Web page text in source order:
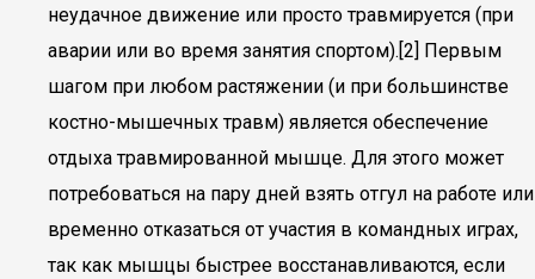
неудачное движение или просто травмируется (при
аварии или во время занятия спортом).[2] Первым
шагом при любом растяжении (и при большинстве
костно-мышечных травм) является обеспечение
отдыха травмированной мышце. Для этого может
потребоваться на пару дней взять отгул на работе или
временно отказаться от участия в командных играх,
так как мышцы быстрее восстанавливаются, если